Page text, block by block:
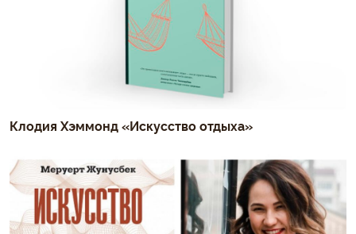
Клодия Хэммонд «Искусство отдыха»